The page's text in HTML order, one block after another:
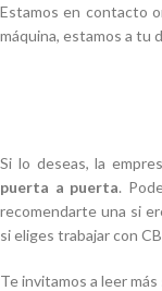
Estamos en contacto
máquina, estamos a tu
Si lo deseas, la
puerta a puerta.
recomendarte una si
si eliges trabajar con
Te invitamos a leer más